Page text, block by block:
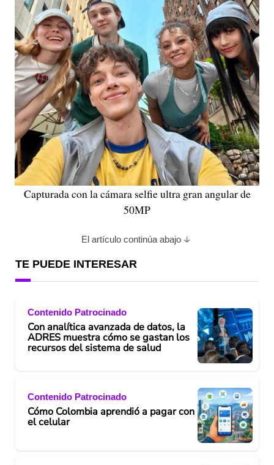
Capturada con la cámara selfie ultra gran angular de
50MP
El artículo continúa abajo
TE PUEDE INTERESAR
Contenido Patrocinado
Con analítica avanzada de datos, la
ADRES muestra cómo se gastan los
recursos del sistema de salud
Contenido Patrocinado
Cómo Colombia aprendió a pagar con
el celular